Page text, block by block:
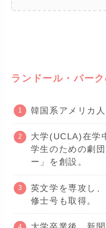
ランドール・パー
韓国系アメリカ人
大学(UCLA)在学
学生のための劇
ー」を創設。
英文学を専攻し
修士号も取得。